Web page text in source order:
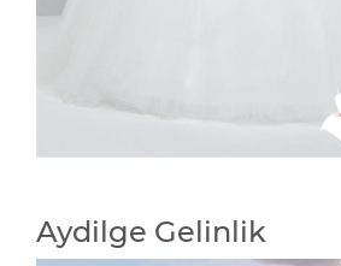
Aydilge Gelinlik